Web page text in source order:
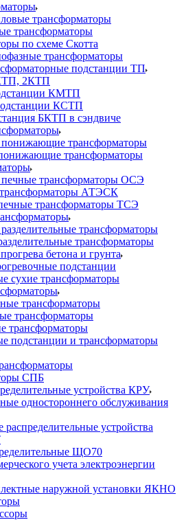
трансформаторы
трансформаторы
по схеме Скотта
трансформаторы
подстанции ТП
2КТП
КМТП
КСТП
БКТП в сэндвиче
трансформаторы
трансформаторы
трансформаторы ОСЭ
АТЭСК
трансформаторы ТСЭ
трансформаторы
трансформаторы
бетона и грунта
подстанции
сухие трансформаторы
трансформаторы
трансформаторы
подстанции и трансформаторы
СПБ
устройства КРУ
одностороннего обслуживания
устройства
ЩО70
учета электроэнергии
наружной установки ЯКНО